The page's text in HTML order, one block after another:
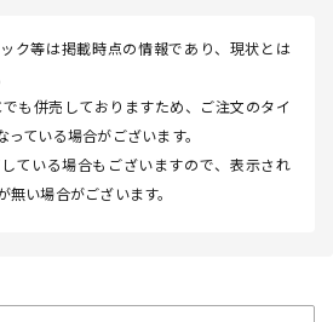
ク等は掲載時点の情報であり、現状とは
も併売しておりますため、ご注文のタイ
ている場合がございます。
ている場合もございますので、表示され
い場合がございます。